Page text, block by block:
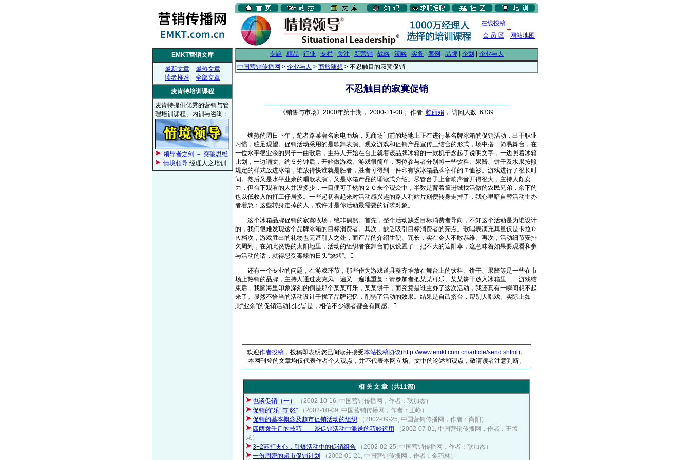
在线投稿
会 员 区
网站地图
EMKT营销文库
最新文章
最热文章
读者推荐
全部文章
麦肯特培训课程
麦肯特提供优秀的营销与管
理培训课程、内训与咨询：
领导者之剑 － 突破思维
情境领导 经理人之培训
专题 精品 行业 专栏 关注 新营销 战略 策略 实务 案例 品牌 企划
企业与人
中国营销传播网 > 企业与人 > 商旅随想 > 不忍触目的寂寞促销
不忍触目的寂寞促销
《销售与市场》2000年第十期， 2000-11-08， 作者: 赖丽娟 ， 访问人数: 6339
燠热的周日下午，笔者路某著名家电商场，见商场门前的场地上正在进行某名牌冰箱的促销活动，出于职业
习惯，驻足观望。促销活动采用的是歌舞表演、观众游戏和促销产品宣传三结合的形式，场中搭一简易舞台，在
一位水平很业余的男子一曲歌后，主持人开始在台上就着该品牌冰箱的一款机子念起了说明文字，一边照着冰箱
比划，一边诵文。约５分钟后，开始做游戏。游戏很简单，两位参与者分别将一些饮料、果酱、饼干及水果按照
规定的样式放进冰箱，谁放得快谁就是胜者，胜者可得到一件印有该冰箱品牌字样的Ｔ恤衫。游戏进行了很长时
间。然后又是水平业余的唱歌表演，又是冰箱产品的诵读式介绍。尽管台子上音响声音开得很大，主持人颇卖
力，但台下观看的人并没多少，一目便可了然的２０来个观众中，半数是背着筐进城找活做的农民兄弟，余下的
也以低收入的打工仔居多。一些起初看起来对活动感兴趣的路人稍站片刻便转身走掉了，我心里暗自替活动主办
者着急：这些转身走掉的人，或许才是你活动最需要的诉求对象。
这个冰箱品牌促销的寂寞收场，绝非偶然。首先，整个活动缺乏目标消费者导向，不知这个活动是为谁设计
的，我们很难发现这个品牌冰箱的目标消费者。其次，缺乏吸引目标消费者的亮点。歌唱表演充其量仅是卡拉Ｏ
Ｋ档次，游戏胜出的礼物也无甚引人之处，而产品的介绍生硬、冗长，实在令人不敢恭维。再次，活动细节安排
欠周到，在如此炎热的太阳地里，活动的组织者在舞台前仅设置了一把不大的遮阳伞，这意味着如果要观看和参
与活动的话，就得忍受毒辣的日头“烧烤”。
还有一个专业的问题，在游戏环节，那些作为游戏道具整齐堆放在舞台上的饮料、饼干、果酱等是一些在市
场上热销的品牌，主持人通过麦克风一遍又一遍地重复：请参加者把某某可乐、某某饼干放入冰箱里……游戏结
束后，我脑海里印象深刻的倒是那个某某可乐，某某饼干，而究竟是谁主办了这次活动，我还真有一瞬间想不起
来了。显然不恰当的活动设计干扰了品牌记忆，削弱了活动的效果。结果是自己搭台，帮别人唱戏。实际上如
此“业余”的促销活动比比皆是，相信不少读者都会有同感。
欢迎作者投稿 ，投稿即表明您已阅读并接受本站投稿协议(http://www.emkt.com.cn/article/send.shtml)。
本网刊登的文章均仅代表作者个人观点，并不代表本网立场。文中的论述和观点，敬请读者注意判断。
相 关 文 章（共11篇)
也谈促销（一）
（2002-10-16, 中国营销传播网，作者：耿加杰）
促销的“乐”与“怒”
（2002-10-09, 中国营销传播网，作者：王峥）
促销的基本概念及超市促销活动的组织
（2002-09-25, 中国营销传播网，作者：尚阳）
四两拨千斤的技巧——谈促销活动中派送的巧妙运用
（2002-07-01, 中国营销传播网，作者：王孟
龙）
3+2苏打夹心，引爆活动中的促销组合
（2002-02-25, 中国营销传播网，作者：耿加杰）
一份周密的超市促销计划
（2002-01-21, 中国营销传播网，作者：金巧林）